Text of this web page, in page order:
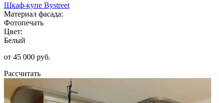
Шкаф-купе Bystreet
Материал фасада:
Фотопечать
Цвет:
Белый
от 45 000 руб.
Рассчитать